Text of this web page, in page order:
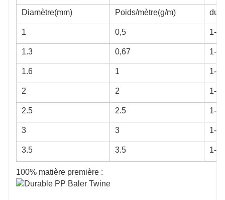
Diamètre(mm)
Poids/mètre(g/m)
1 0,5 1-2
1.3 0,67 1-2
1.6 1 1-2
2 2 1-2
2.5 2.5 1-2
3 3 1-2
3.5 3.5 1-2
100% matière première :